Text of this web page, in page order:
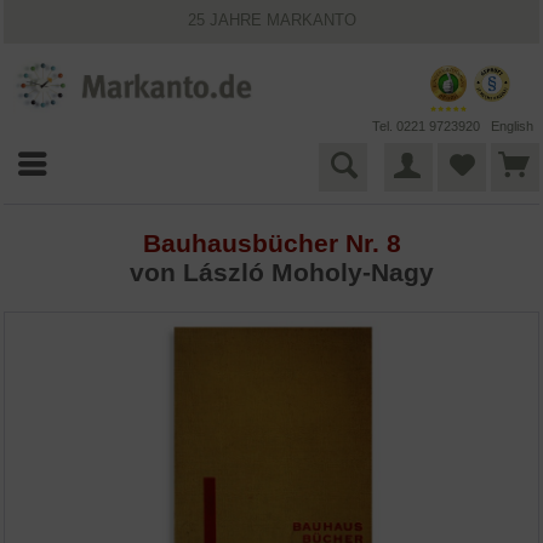
25 JAHRE MARKANTO
VIELFÄLTIGE ZAHLUNGSMÖGLICHKEITEN
Tel. 0221 9723920 English
Bauhausbücher Nr. 8
von László Moholy-Nagy